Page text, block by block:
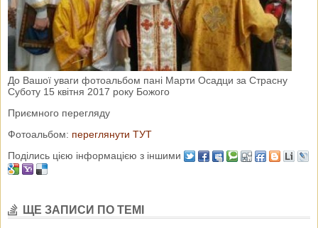
До Вашої уваги фотоальбом пані Марти Осадци за Страсну
Суботу 15 квітня 2017 року Божого
Приємного перегляду
Фотоальбом: переглянути ТУТ
Поділись цією інформацією з іншими
ЩЕ ЗАПИСИ ПО ТЕМІ